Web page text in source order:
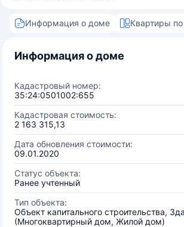
Информация о доме Квартиры
Информация о доме
Кадастровый номер:
35:24:0501002:655
Кадастровая стоимость:
2 163 315,13
Дата обновления стоимости:
09.01.2020
Статус объекта:
Ранее учтенный
Тип объекта:
Объект капитального строительства,
(Многоквартирный дом, Жилой дом)